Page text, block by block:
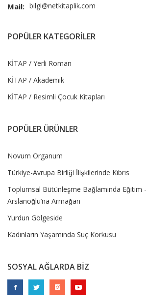
Mail: bilgi@netkitaplik.com
POPÜLER KATEGORİLER
KİTAP / Yerli Roman
KİTAP / Akademik
KİTAP / Resimli Çocuk Kitapları
POPÜLER ÜRÜNLER
Novum Organum
Türkiye-Avrupa Birliği İlişkilerinde Kıbrıs
Toplumsal Bütünleşme Bağlamında Eğitim
Arslanoğlu’na Armağan
Yurdun Gölgeside
Kadınların Yaşamında Suç Korkusu
SOSYAL AĞLARDA BİZ